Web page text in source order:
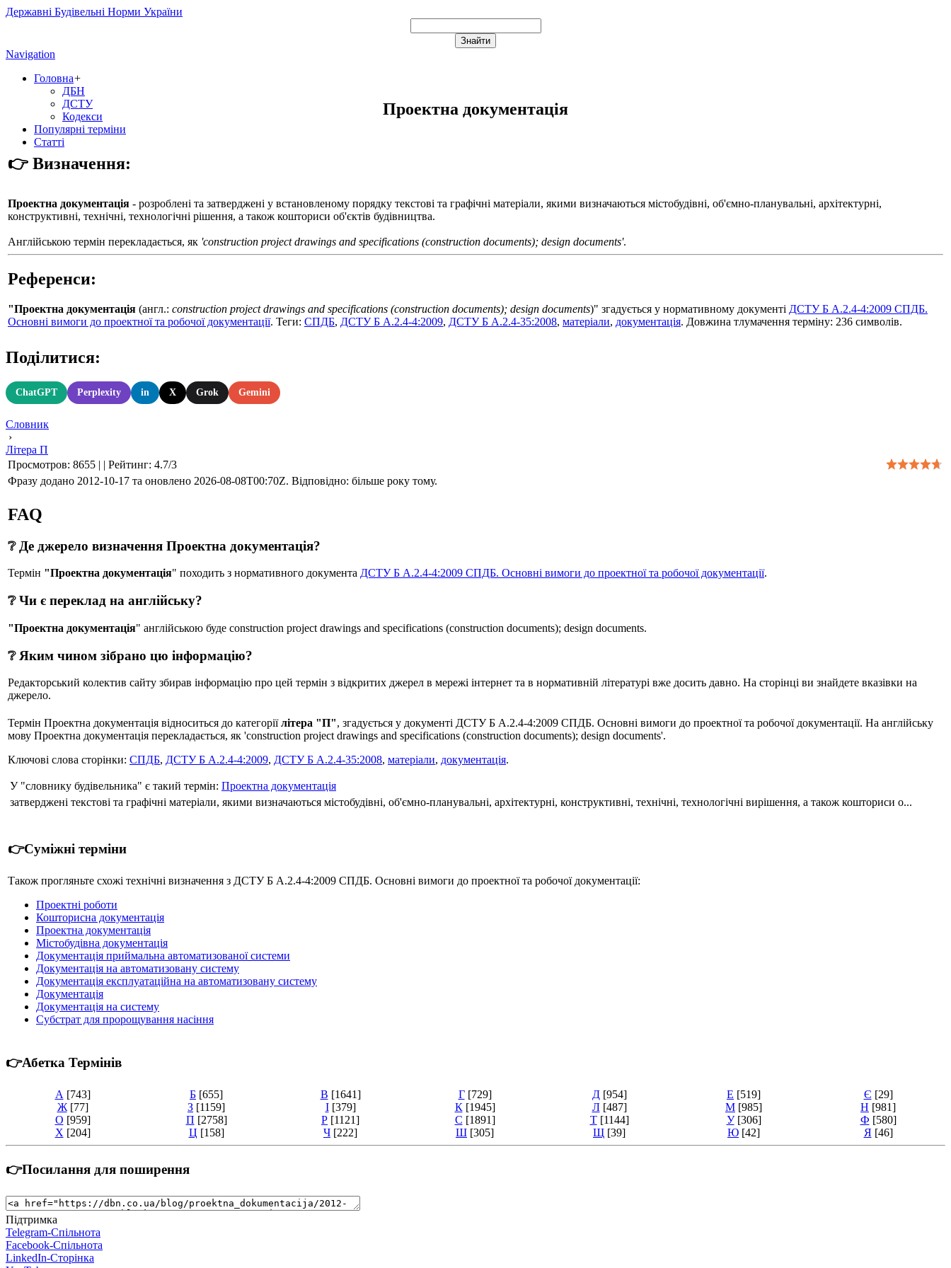
Державні Будівельні Норми України
Navigation
Головна+
ДБН
ДСТУ
Кодекси
Популярні терміни
Статті
Проектна документація
👉 Визначення:
Проектна документація - розроблені та затверджені у встановленому порядку текстові та графічні матеріали, якими визначаються містобудівні, об'ємно-планувальні, архітектурні,
конструктивні, технічні, технологічні рішення, а також кошториси об'єктів будівництва.
Англійською термін перекладається, як 'construction project drawings and specifications (construction documents); design documents'.
Референси:
"Проектна документація (англ.: construction project drawings and specifications (construction documents); design documents)" згадується у нормативному документі ДСТУ Б А.2.4-4:2009 СПДБ.
Основні вимоги до проектної та робочої документації. Теги: СПДБ, ДСТУ Б А.2.4-4:2009, ДСТУ Б А.2.4-35:2008, матеріали, документація. Довжина тлумачення терміну: 236 символів.
Поділитися:
ChatGPT Perplexity in X Grok Gemini
Словник
›
Літера П
Просмотров: 8655 | | Рейтинг: 4.7/3
Фразу додано 2012-10-17 та оновлено 2026-08-08T00:70Z. Відповідно: більше року тому.
FAQ
❔ Де джерело визначення Проектна документація?
Термін "Проектна документація" походить з нормативного документа ДСТУ Б А.2.4-4:2009 СПДБ. Основні вимоги до проектної та робочої документації.
❔ Чи є переклад на англійську?
"Проектна документація" англійською буде construction project drawings and specifications (construction documents); design documents.
❔ Яким чином зібрано цю інформацію?
Редакторський колектив сайту збирав інформацію про цей термін з відкритих джерел в мережі інтернет та в нормативній літературі вже досить давно. На сторінці ви знайдете вказівки на
джерело.
Термін Проектна документація відноситься до категоріїлітера "П", згадується у документі ДСТУ Б А.2.4-4:2009 СПДБ. Основні вимоги до проектної та робочої документації. На англійську
мову Проектна документація перекладається, як 'construction project drawings and specifications (construction documents); design documents'.
Ключові слова сторінки: СПДБ, ДСТУ Б А.2.4-4:2009, ДСТУ Б А.2.4-35:2008, матеріали, документація.
У "словнику будівельника" є такий термін: Проектна документація
затверджені текстові та графічні матеріали, якими визначаються містобудівні, об'ємно-планувальні, архітектурні, конструктивні, технічні, технологічні вирішення, а також кошториси о...
👉Суміжні терміни
Також прогляньте схожі технічні визначення з ДСТУ Б А.2.4-4:2009 СПДБ. Основні вимоги до проектної та робочої документації:
Проектні роботи
Кошторисна документація
Проектна документація
Містобудівна документація
Документація приймальна автоматизованої системи
Документація на автоматизовану систему
Документація експлуатаційна на автоматизовану систему
Документація
Документація на систему
Субстрат для пророщування насіння
👉Абетка Термінів
А [743] Б [655] В [1641] Г [729] Д [954] Е [519] Є [29]
Ж [77] З [1159] І [379] К [1945] Л [487] М [985] Н [981]
О [959] П [2758] Р [1121] С [1891] Т [1144] У [306] Ф [580]
Х [204] Ц [158] Ч [222] Ш [305] Щ [39] Ю [42] Я [46]
👉Посилання для поширення
Підтримка
Telegram-Спільнота
Facebook-Спільнота
LinkedIn-Сторінка